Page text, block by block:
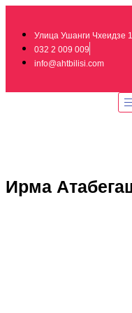
Улица Ушанги Чхеидзе
032 2 009 009
info@ahtbilisi.com
Ирма